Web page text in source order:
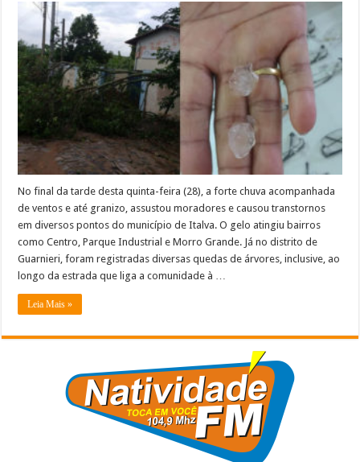
acompanhado
de
ventos
granizo
assusta
moradores
de
No final da tarde desta quinta-feira (28), a forte chuva acompanhada
de ventos e até granizo, assustou moradores e causou transtornos
em diversos pontos do município de Italva. O gelo atingiu bairros
como Centro, Parque Industrial e Morro Grande. Já no distrito de
Guarnieri, foram registradas diversas quedas de árvores, inclusive, ao
longo da estrada que liga a comunidade à …
Leia Mais »